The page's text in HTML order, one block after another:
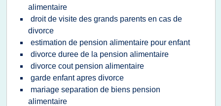
alimentaire
droit de visite des grands parents en cas de
divorce
estimation de pension alimentaire pour enfant
divorce duree de la pension alimentaire
divorce cout pension alimentaire
garde enfant apres divorce
mariage separation de biens pension
alimentaire